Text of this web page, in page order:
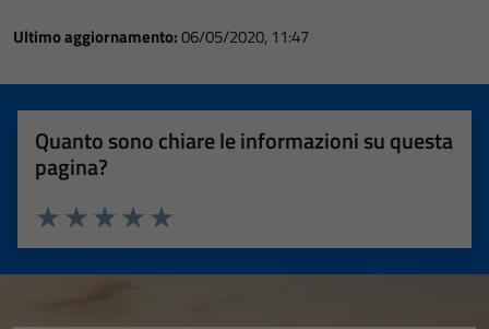
Ultimo aggiornamento:06/05/2020, 11:47
Quanto sono chiare le informazioni su questa
pagina?
Valuta 5 stelle su 5
Valuta 4 stelle su 5
Valuta 3 stelle su 5
Valuta 2 stelle su 5
Valuta 1 stelle su 5